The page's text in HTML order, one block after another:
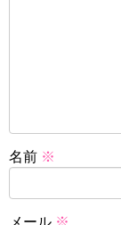
名前 ※
メール ※